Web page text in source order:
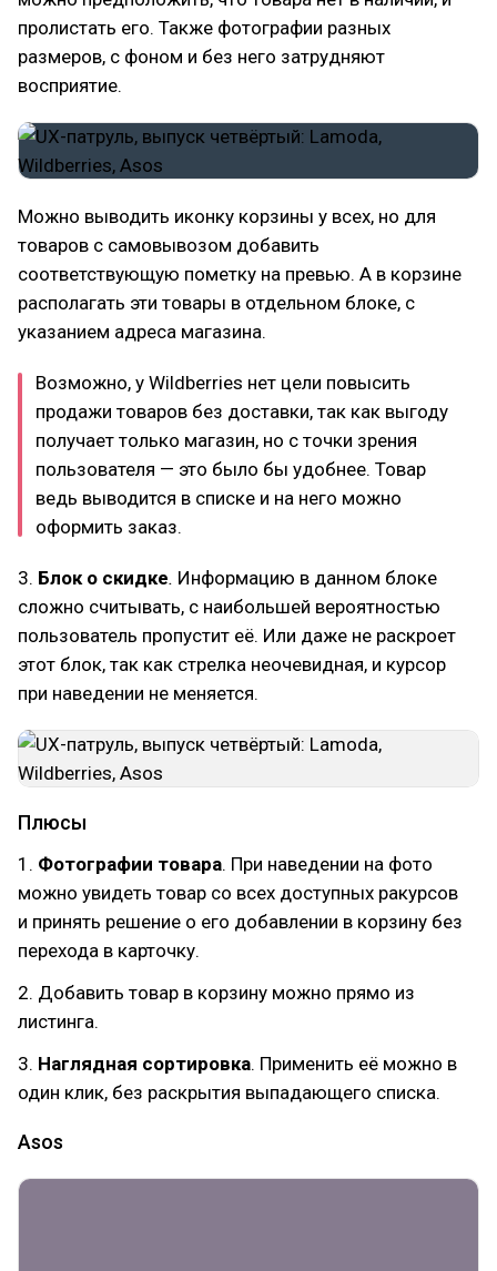
пролистать его. Также фотографии разных
размеров, с фоном и без него затрудняют
восприятие.
Можно выводить иконку корзины у всех, но для
товаров с самовывозом добавить
соответствующую пометку на превью. А в корзине
располагать эти товары в отдельном блоке, с
указанием адреса магазина.
Возможно, у Wildberries нет цели повысить
продажи товаров без доставки, так как выгоду
получает только магазин, но с точки зрения
пользователя — это было бы удобнее. Товар
ведь выводится в списке и на него можно
оформить заказ.
3. Блок о скидке. Информацию в данном блоке
сложно считывать, с наибольшей вероятностью
пользователь пропустит её. Или даже не раскроет
этот блок, так как стрелка неочевидная, и курсор
при наведении не меняется.
Плюсы
1. Фотографии товара. При наведении на фото
можно увидеть товар со всех доступных ракурсов
и принять решение о его добавлении в корзину без
перехода в карточку.
2. Добавить товар в корзину можно прямо из
листинга.
3. Наглядная сортировка. Применить её можно в
один клик, без раскрытия выпадающего списка.
Asos